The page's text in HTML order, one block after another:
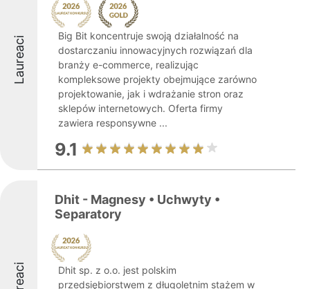
Laureaci
Big Bit koncentruje swoją działalność na
dostarczaniu innowacyjnych rozwiązań dla
branży e-commerce, realizując
kompleksowe projekty obejmujące zarówno
projektowanie, jak i wdrażanie stron oraz
sklepów internetowych. Oferta firmy
zawiera responsywne ...
9.1
Dhit - Magnesy • Uchwyty •
Separatory
Dhit sp. z o.o. jest polskim
przedsiębiorstwem z długoletnim stażem w